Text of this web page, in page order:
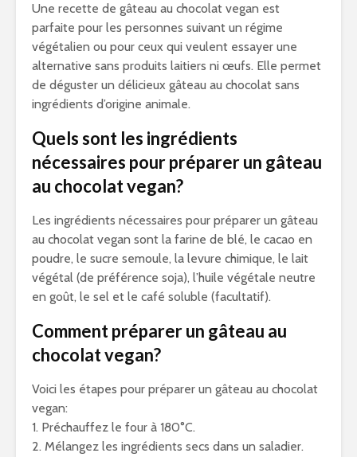
Une recette de gâteau au chocolat vegan est
parfaite pour les personnes suivant un régime
végétalien ou pour ceux qui veulent essayer une
alternative sans produits laitiers ni œufs. Elle permet
de déguster un délicieux gâteau au chocolat sans
ingrédients d’origine animale.
Quels sont les ingrédients
nécessaires pour préparer un gâteau
au chocolat vegan?
Les ingrédients nécessaires pour préparer un gâteau
au chocolat vegan sont la farine de blé, le cacao en
poudre, le sucre semoule, la levure chimique, le lait
végétal (de préférence soja), l’huile végétale neutre
en goût, le sel et le café soluble (facultatif).
Comment préparer un gâteau au
chocolat vegan?
Voici les étapes pour préparer un gâteau au chocolat
vegan:
1. Préchauffez le four à 180°C.
2. Mélangez les ingrédients secs dans un saladier.